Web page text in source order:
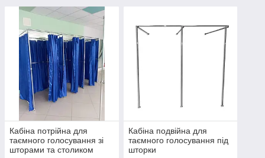
Кабіна потрійна для
таємного голосування зі
шторами та столиком
Кабіна подвійна для
таємного голосування під
шторки